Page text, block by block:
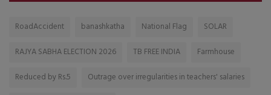
RoadAccident banashkatha National Flag
SOLAR
RAJYA SABHA ELECTION 2026
TB FREE INDIA
Farmhouse
Reduced by Rs.5
Outrage over irregularities in teachers' salaries